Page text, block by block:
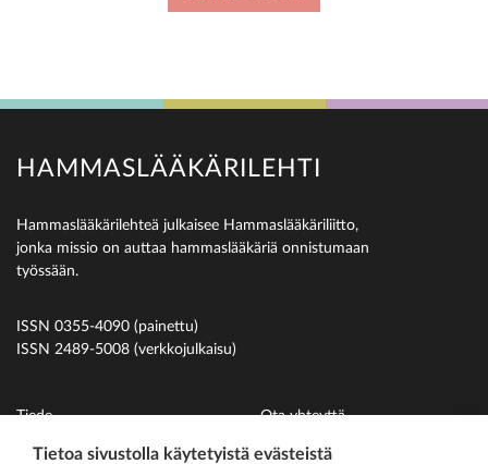
HAMMASLÄÄKÄRILEHTI
Hammaslääkärilehteä julkaisee Hammaslääkäriliitto,
jonka missio on auttaa hammaslääkäriä onnistumaan
työssään.
ISSN 0355-4090 (painettu)
ISSN 2489-5008 (verkkojulkaisu)
Tiede
Uutiset
Ota yhteyttä
Suomen Hammaslääkäriliitto
Tietoa sivustolla käytetyistä evästeistä